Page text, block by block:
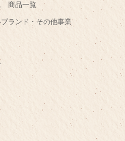
商品一覧
ランド・その他事業